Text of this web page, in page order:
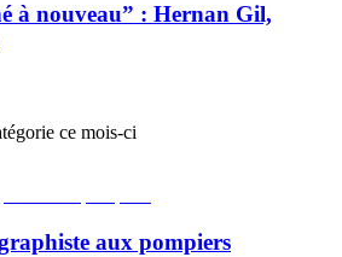
à nouveau” : Hernan Gil,
ce mois-ci
aux pompiers